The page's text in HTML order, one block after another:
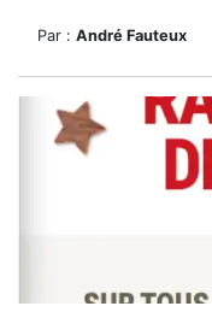
Par : André Fauteux